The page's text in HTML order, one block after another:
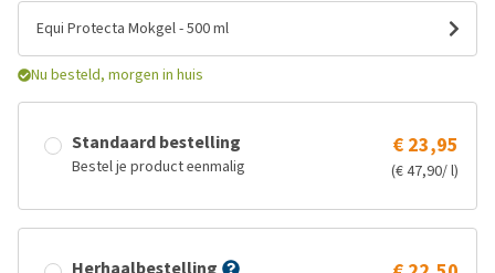
Equi Protecta Mokgel - 500 ml
Nu besteld, morgen in huis
Standaard bestelling
Bestel je product eenmalig
€ 23,95
(€ 47,90/ l)
Herhaalbestelling